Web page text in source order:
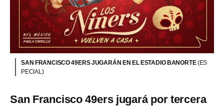
SAN FRANCISCO 49ERS JUGARÁN EN EL ESTADIO BANORTE(ES
PECIAL)
San Francisco 49ers jugará por tercera